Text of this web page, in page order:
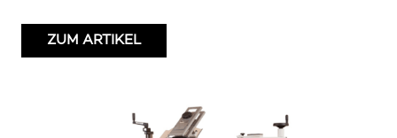
ZUM ARTIKEL